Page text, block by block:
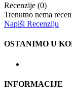
Recenzije (0)
Trenutno nema
Napiši Recenziju
OSTANIMO U
INFORMACIJE